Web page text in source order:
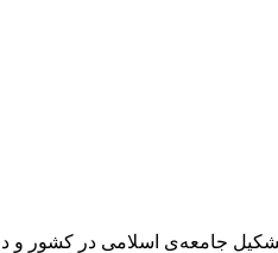
جامعه‌ی اسلامی در کشور و